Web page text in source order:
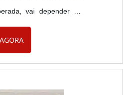
vai depender da
cliente, lembrando
para qualquer tipo de